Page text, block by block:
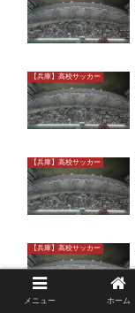
【兵庫】高校サッカー
【兵庫】高校サッカー
【兵庫】高校サッカー
メニュー ホーム